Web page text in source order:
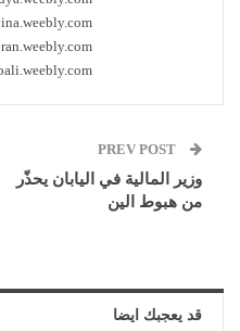
وزير المالية في اليابان يحذّر
من هبوط الين
قد يعجبك ايضا